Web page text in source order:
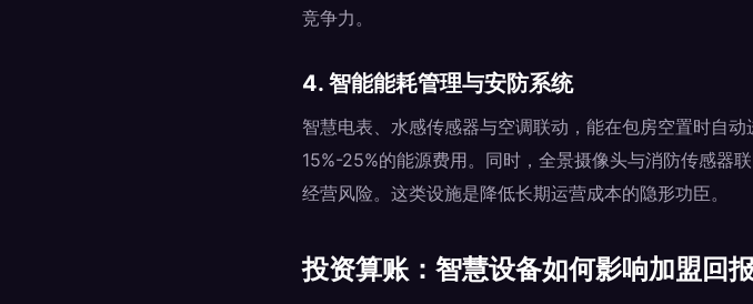
竞争力。
4. 智能能耗管理与安防系统
智慧电表、水感传感器与空调联动，能在包房空置时自
15%-25%的能源费用。同时，全景摄像头与消防传感器
经营风险。这类设施是降低长期运营成本的隐形功臣。
投资算账：智慧设备如何影响加盟回